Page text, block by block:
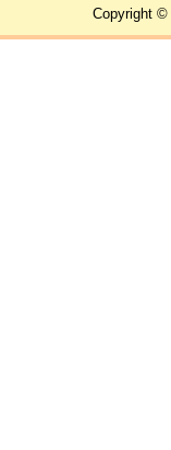
Copyright ©